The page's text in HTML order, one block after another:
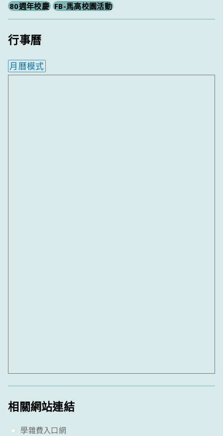
80週年校慶 FB-馬高校園活動
行事曆
月曆模式
相關網站連結
學雜費入口網